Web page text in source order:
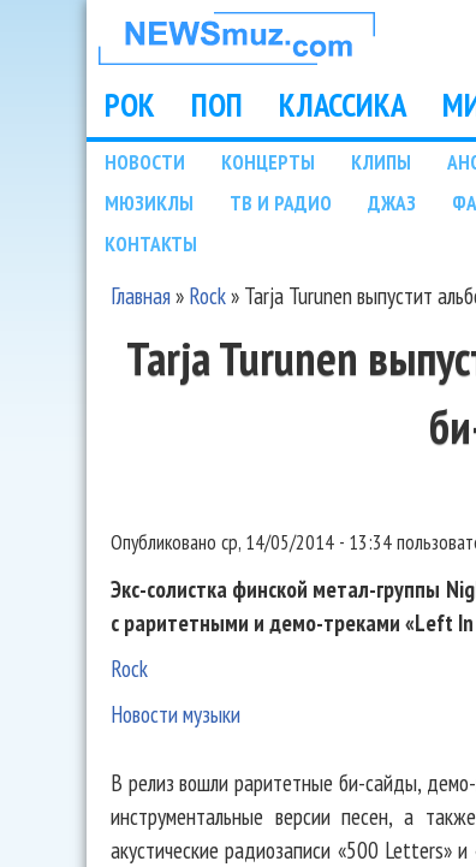
НОВОСТИ
МУЗЫКИ И
ШОУ БИЗНЕСА
NEWSMUZ.COM
Main menu
РОК ПОП КЛАССИКА
Подразделы
НОВОСТИ КОНЦЕРТЫ КЛИПЫ
МЮЗИКЛЫ
ТВ И РАДИО ДЖАЗ
КОНТАКТЫ
Главная» Rock» Tarja Turunen выпустит
Tarja Turunen
Опубликовано ср, 14/05/2014 - 13:34
Экс-солистка финской метал-группы
с раритетными и демо-треками «Left
Rock
Новости музыки
В релиз вошли раритетные би-сайды,
инструментальные версии песен, а
акустические радиозаписи «500 Letters»